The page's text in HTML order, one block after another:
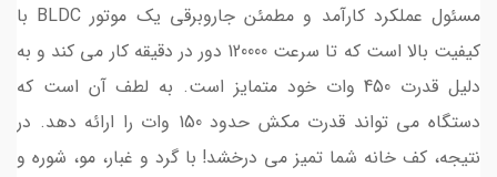
مسئول عملکرد کارآمد و مطمئن جاروبرقی یک موتور BLDC با
کیفیت بالا است که تا سرعت 120000 دور در دقیقه کار می کند و به
دلیل قدرت 450 وات خود متمایز است. به لطف آن است که
دستگاه می تواند قدرت مکش حدود 150 وات را ارائه دهد. در
نتیجه، کف خانه شما تمیز می درخشد! با گرد و غبار، مو، شوره و